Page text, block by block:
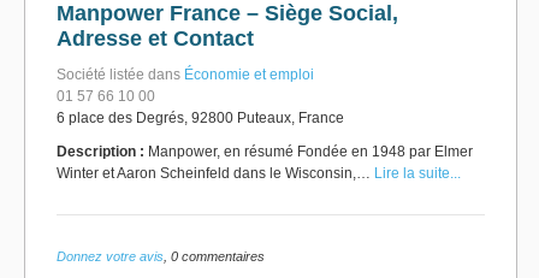
Manpower France – Siège Social,
Adresse et Contact
Société listée dans Économie et emploi
01 57 66 10 00
6 place des Degrés, 92800 Puteaux, France
Description : Manpower, en résumé Fondée en 1948 par Elmer
Winter et Aaron Scheinfeld dans le Wisconsin,… Lire la suite...
Donnez votre avis , 0 commentaires